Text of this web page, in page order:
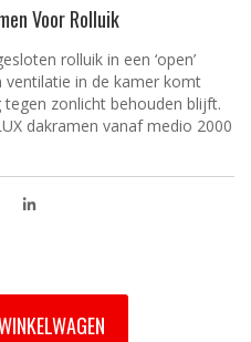
Voor Rolluik
rolluik in een ‘open’
in de kamer komt
zonlicht behouden blijft.
dakramen vanaf medio 2000